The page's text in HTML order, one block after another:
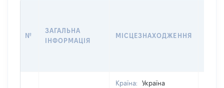
№
ЗАГАЛЬНА
ІНФОРМАЦІЯ
МІСЦЕЗНАХОДЖЕННЯ
Країна:
Україна